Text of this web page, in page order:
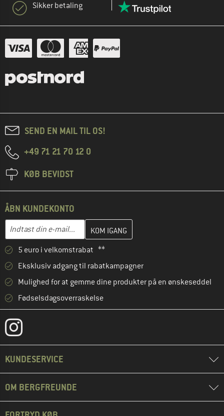
Sikker betaling
SEND EN MAIL TIL OS!
+49 71 21 70 12 0
KØB BEVIDST
ÅBN KUNDEKONTO
E-mail-adresse
Indtast din e-mailadresse her, og opret i næste trin din
5 euro i velkomstrabat **
Eksklusiv adgang til rabatkampagner
Mulighed for at gemme dine produkter på en ønskeseddel
Fødselsdagsoverraskelse
KUNDESERVICE
OM BERGFREUNDE